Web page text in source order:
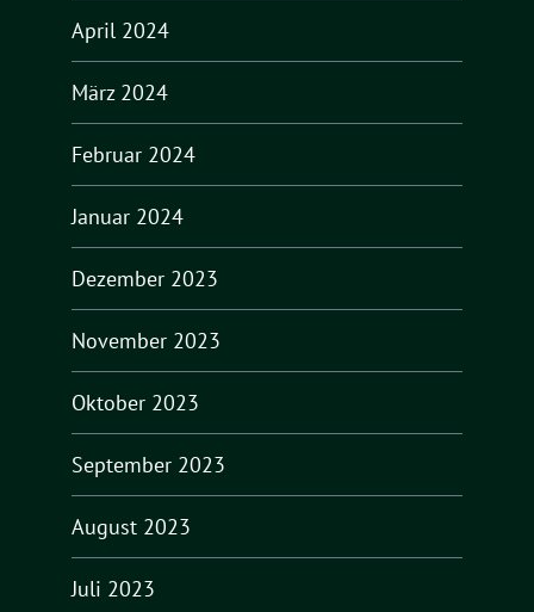
April 2024
März 2024
Februar 2024
Januar 2024
Dezember 2023
November 2023
Oktober 2023
September 2023
August 2023
Juli 2023